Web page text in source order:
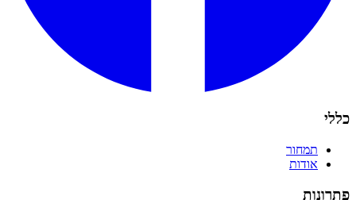
כללי
תמחור
אודות
פתרונות